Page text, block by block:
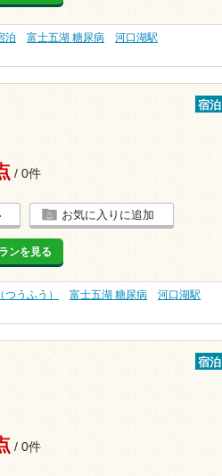
泊 富士五湖 糖尿病
河口湖駅
宿泊
/ 0件
お気に入りに追加
ンを見る
うふう） 富士五湖 糖尿病
河口湖駅
宿泊
/ 0件